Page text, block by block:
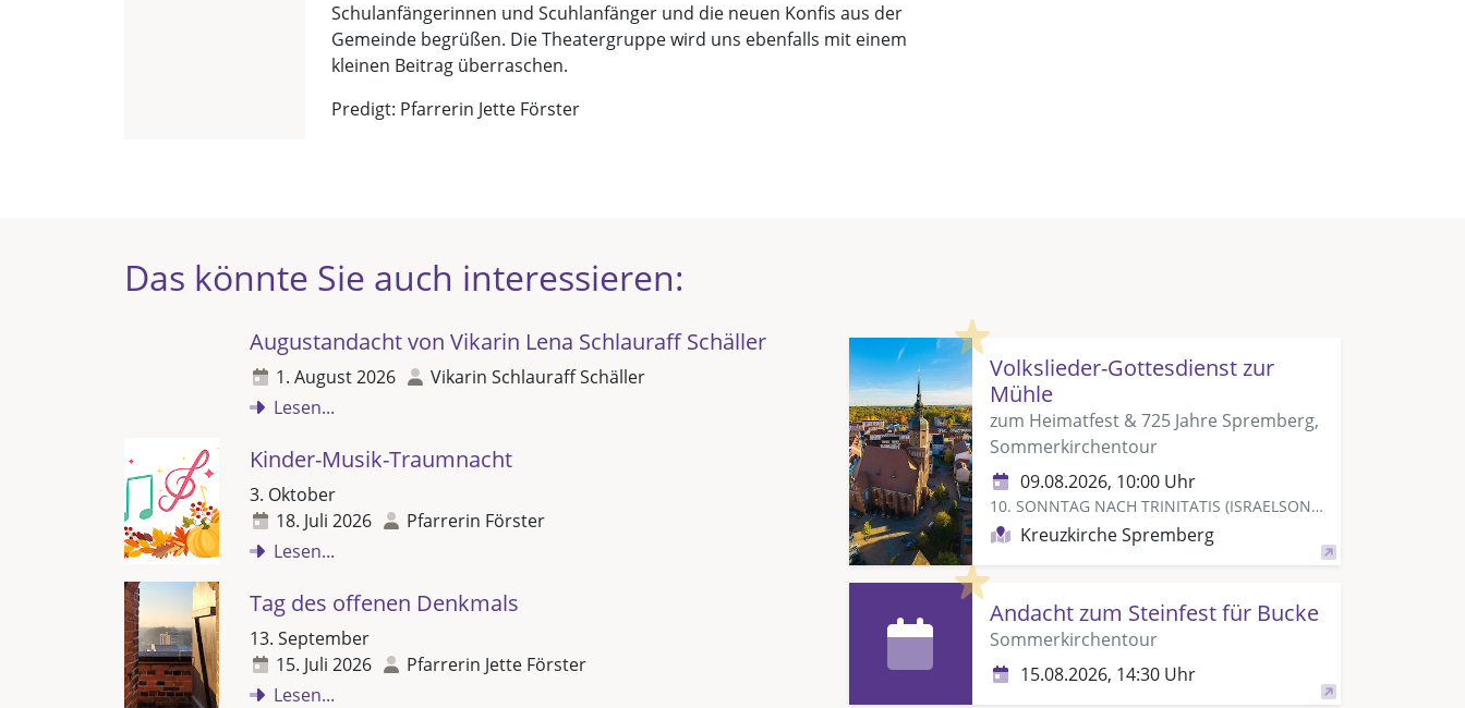
Schulanfängerinnen und Scuhlanfänger und die neuen Konfis aus der
Gemeinde begrüßen. Die Theatergruppe wird uns ebenfalls mit einem
kleinen Beitrag überraschen.
Predigt: Pfarrerin Jette Förster
Das könnte Sie auch interessieren:
Highlight
Volkslieder-Gottesdienst zur
Mühle
zum Heimatfest & 725 Jahre Spremberg,
Sommerkirchentour
09.08.2026, 10:00 Uhr
10. SONNTAG NACH TRINITATIS (ISRAELSONNTAG)
Kreuzkirche Spremberg
Highlight
Andacht zum Steinfest für Bucke
Sommerkirchentour
15.08.2026, 14:30 Uhr
Augustandacht von Vikarin Lena Schlauraff Schäller
1. August 2026
Vikarin Schlauraff Schäller
Lesen...
Kinder-Musik-Traumnacht
3. Oktober
18. Juli 2026
Pfarrerin Förster
Lesen...
Tag des offenen Denkmals
13. September
15. Juli 2026
Pfarrerin Jette Förster
Lesen...